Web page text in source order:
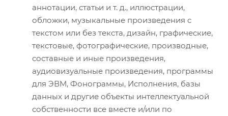
аннотации, статьи и т. д., иллюстрации,
обложки, музыкальные произведения с
текстом или без текста, дизайн, графические,
текстовые, фотографические, производные,
составные и иные произведения,
аудиовизуальные произведения, программы
для ЭВМ, Фонограммы, Исполнения, базы
данных и другие объекты интеллектуальной
собственности все вместе и/или по